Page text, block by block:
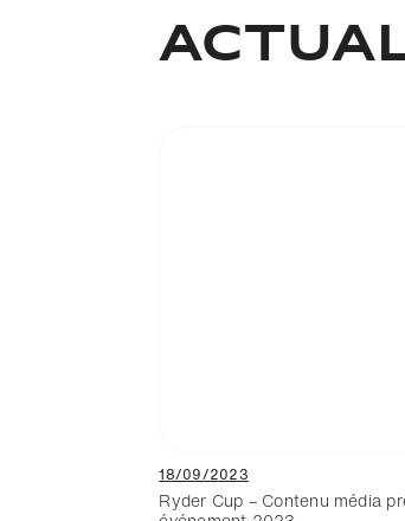
18/09/2023
Ryder Cup – Contenu média